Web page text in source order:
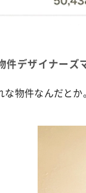
件デザイナーズ
物件なんだと